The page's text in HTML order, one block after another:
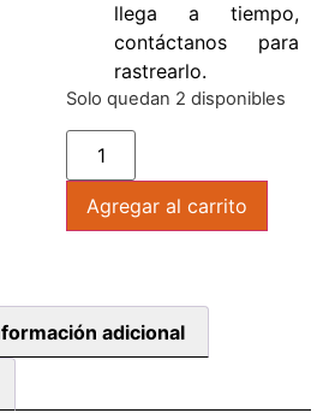
llega a tiempo,
contáctanos para
rastrearlo.
Solo quedan 2 disponibles
Agregar al carrito
adicional